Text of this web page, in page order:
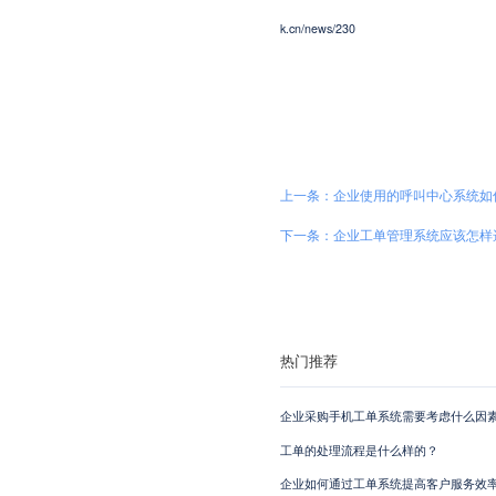
k.cn/news/230
上一条：企业使用的呼叫中心系统
下一条：企业工单管理系统应该怎样
热门推荐
企业采购手机工单系统需要考虑什么因
工单的处理流程是什么样的？
企业如何通过工单系统提高客户服务效